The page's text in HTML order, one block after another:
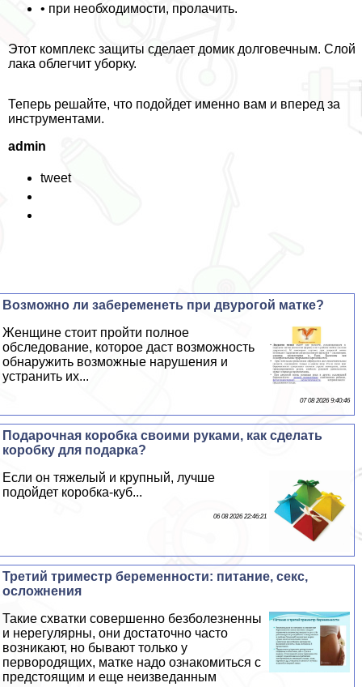
• при необходимости, пролачить.
Этот комплекс защиты сделает домик долговечным. Слой
лака облегчит уборку.
Теперь решайте, что подойдет именно вам и вперед за
инструментами.
admin
tweet
Возможно ли забеременеть при двурогой матке?
Женщине стоит пройти полное
обследование, которое даст возможность
обнаружить возможные нарушения и
устранить их...
07 08 2026 9:40:46
Подарочная коробка своими руками, как сделать
коробку для подарка?
Если он тяжелый и крупный, лучше
подойдет коробка-куб...
06 08 2026 22:46:21
Третий триместр беременности: питание, ceкc,
осложнения
Такие схватки совершенно безболезненны
и нерегулярны, они достаточно часто
возникают, но бывают только у
первородящих, матке надо ознакомиться с
предстоящим и еще неизведанным